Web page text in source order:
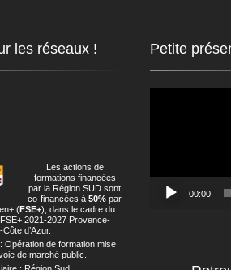
les réseaux !
Les actions de
formations financées
par la Région SUD sont
co-financées à50% par
(FSE+), dans le cadre du
2021-2027 Provence-
d’Azur.
Opération de formation mise
de marché public.
Petite
00:00